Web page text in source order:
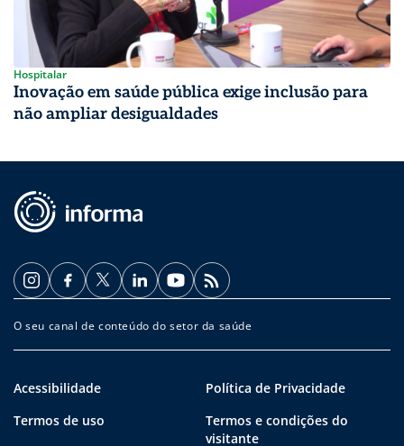
Hospitalar
Inovação em saúde pública exige inclusão para
não ampliar desigualdades
O seu canal de conteúdo do setor da saúde
Acessibilidade
Política de Privacidade
Termos de uso
Termos e condições do
visitante